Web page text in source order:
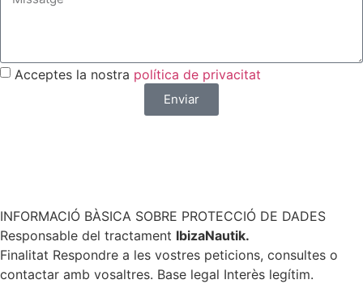
Acceptes la nostra política de privacitat
Enviar
INFORMACIÓ BÀSICA SOBRE PROTECCIÓ DE DADES
Responsable del tractament IbizaNautik.
Finalitat Respondre a les vostres peticions, consultes o
contactar amb vosaltres. Base legal Interès legítim.